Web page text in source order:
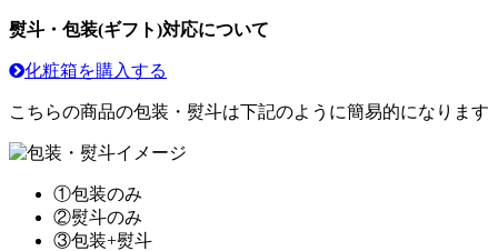
熨斗・包装(ギフト)対応について
化粧箱を購入する
こちらの商品の包装・熨斗は下記のように簡易的になります
①包装のみ
②熨斗のみ
③包装+熨斗